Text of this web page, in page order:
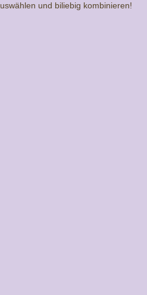
und biliebig kombinieren!